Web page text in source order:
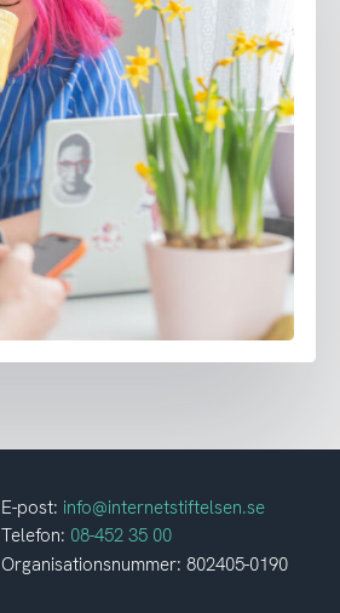
E-post: info@internetstiftelsen.se
Telefon: 08-452 35 00
Organisationsnummer: 802405-0190